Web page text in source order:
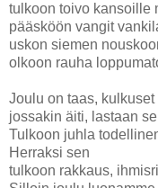
tulkoon toivo kansoille
pääsköön vangit
uskon siemen
olkoon rauha
Joulu on taas, kulkuset
jossakin äiti, lastaan
Tulkoon juhla
Herraksi sen
tulkoon rakkaus,